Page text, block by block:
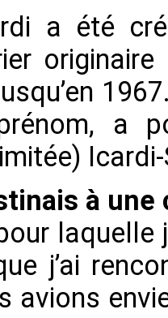
a été
a
à
j’ai
avions